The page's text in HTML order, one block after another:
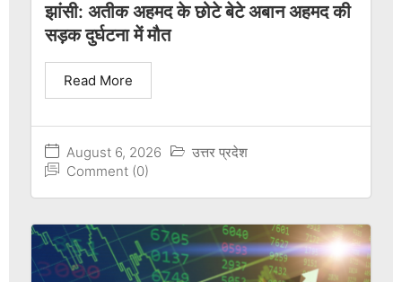
झांसी: अतीक अहमद के छोटे बेटे अबान अहमद की
सड़क दुर्घटना में मौत
August 6, 2026
उत्तर प्रदेश
Comment (0)
Read More